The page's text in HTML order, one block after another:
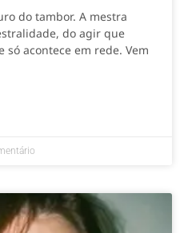
do tambor. A mestra
do agir que
acontece em rede. Vem